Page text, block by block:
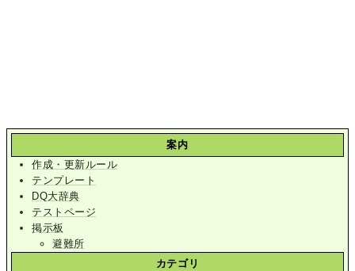
案内
作成・更新ルール
テンプレート
DQ大辞典
テストページ
掲示板
避難所
カテゴリ